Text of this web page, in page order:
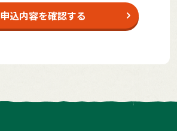
申込内容を確認する